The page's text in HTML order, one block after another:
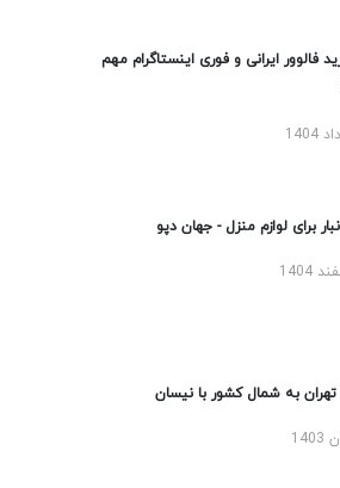
فالوور ایرانی و فوری اینستاگرام مهم
برای لوازم منزل - جهان دپو
تهران به شمال کشور با نیسان